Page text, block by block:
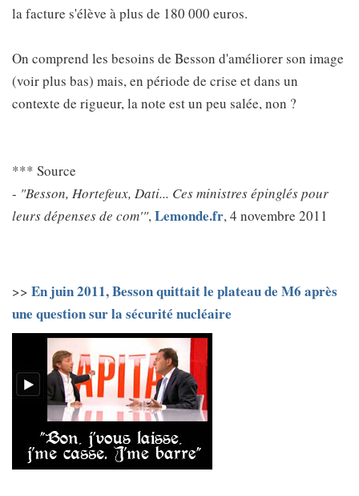
la facture s'élève à plus de 180 000 euros.
On comprend les besoins de Besson d'améliorer son image
(voir plus bas) mais, en période de crise et dans un
contexte de rigueur, la note est un peu salée, non ?
*** Source
- "Besson, Hortefeux, Dati... Ces ministres épinglés pour
leurs dépenses de com'",Lemonde.fr, 4 novembre 2011
>> En juin 2011, Besson quittait le plateau de M6 après
une question sur la sécurité nucléaire